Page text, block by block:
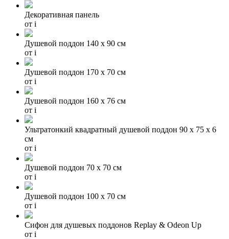
Декоративная панель
от i
Душевой поддон 140 x 90 см
от i
Душевой поддон 170 x 70 см
от i
Душевой поддон 160 x 76 см
от i
Ультратонкий квадратный душевой поддон 90 х 75 х 6
см
от i
Душевой поддон 70 x 70 см
от i
Душевой поддон 100 x 70 см
от i
Сифон для душевых поддонов Replay & Odeon Up
от i